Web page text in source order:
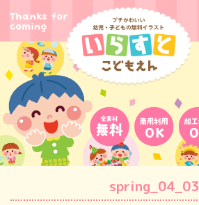
spring_04_03